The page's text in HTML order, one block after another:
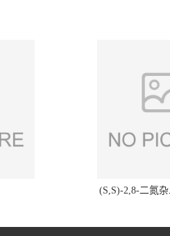
(S,S)-2,8-二氮